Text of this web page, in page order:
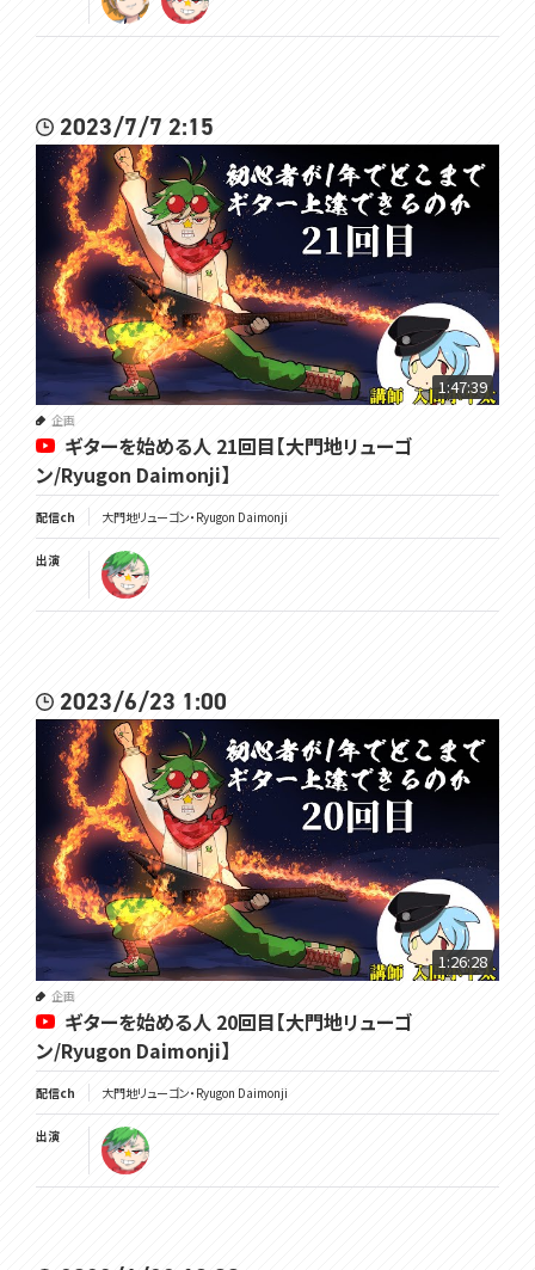
2023/7/7 2:15
1:47:39
企画
ギターを始める人 21回目【大門地リューゴ
ン/Ryugon Daimonji】
配信ch 大門地リューゴン・Ryugon Daimonji
出演
2023/6/23 1:00
1:26:28
企画
ギターを始める人 20回目【大門地リューゴ
ン/Ryugon Daimonji】
配信ch 大門地リューゴン・Ryugon Daimonji
出演